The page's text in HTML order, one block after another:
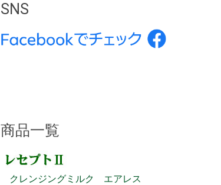
SNS
商品一覧
クレンジングミルク エアレス